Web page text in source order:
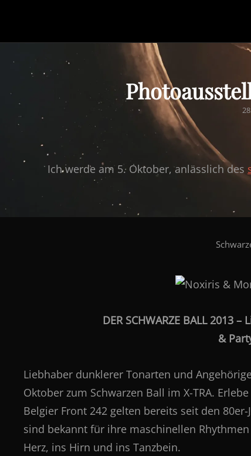
Ich werde am 5. Oktober, anlässlich des
DER SCHWARZE BALL 2013 –
&
Liebhaber dunklerer Tonarten und
Oktober zum Schwarzen Ball im X-TRA.
Belgier Front 242 gelten bereits seit den
sind bekannt für ihre maschinellen
Herz, ins Hirn und ins Tanzbein.